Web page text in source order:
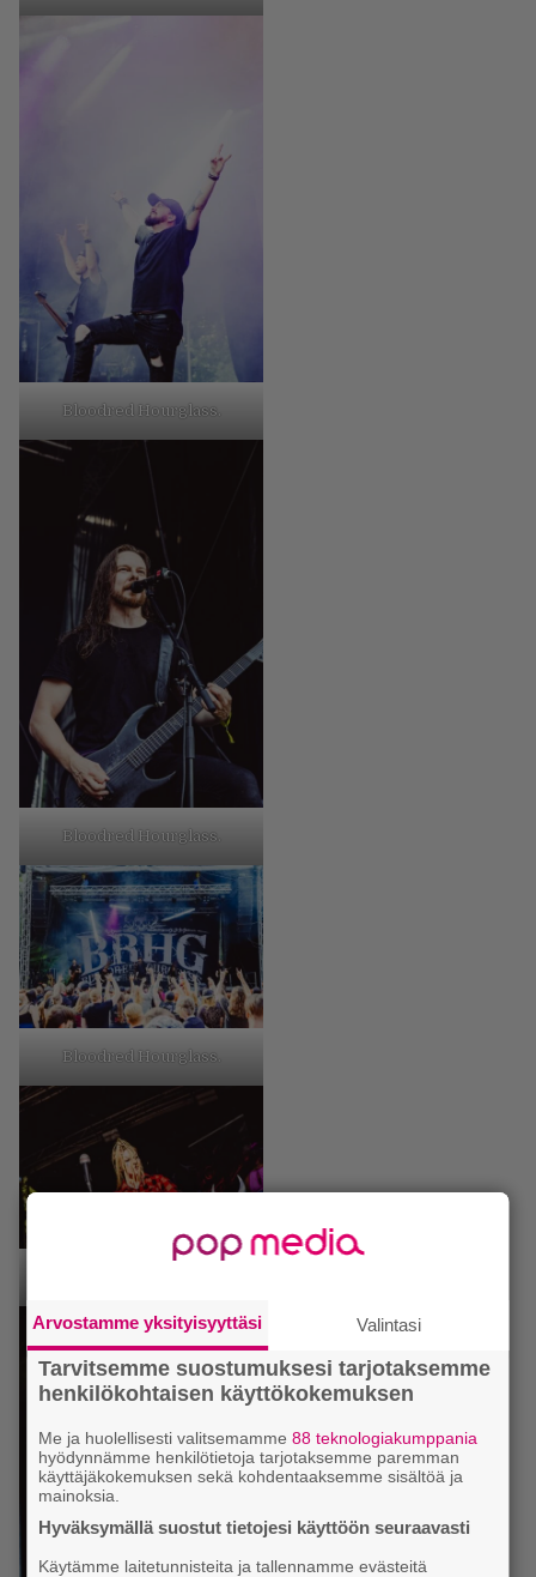
Bloodred Hourglass.
Bloodred Hourglass.
Bloodred Hourglass.
Arvostamme yksityisyyttäsi Valintasi
Tarvitsemme suostumuksesi tarjotaksemme
henkilökohtaisen käyttökokemuksen
Me ja huolellisesti valitsemamme88 teknologiakumppania
hyödynnämme henkilötietoja tarjotaksemme paremman
käyttäjäkokemuksen sekä kohdentaaksemme sisältöä ja
mainoksia.
Hyväksymällä suostut tietojesi käyttöön seuraavasti
Käytämme laitetunnisteita ja tallennamme evästeitä